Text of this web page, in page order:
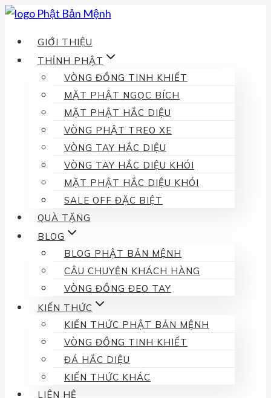
Skip
contentGIỚI THIỆU
THỈNH PHẬT
VÒNG ĐỒNG TINH KHIẾT
MẶT PHẬT NGỌC BÍCH
MẶT PHẬT HẮC DIỆU
VÒNG PHẬT TREO XE
VÒNG TAY HẮC DIỆU
VÒNG TAY HẮC DIỆU KHÓI
MẶT PHẬT HẮC DIỆU KHÓI
SALE OFF ĐẶC BIỆT
QUÀ TẶNG
BLOG
BLOG PHẬT BẢN MỆNH
CÂU CHUYỆN KHÁCH HÀNG
VÒNG ĐỒNG ĐEO TAY
KIẾN THỨC
KIẾN THỨC PHẬT BẢN MỆNH
VÒNG ĐỒNG TINH KHIẾT
ĐÁ HẮC DIỆU
KIẾN THỨC KHÁC
LIÊN HỆ